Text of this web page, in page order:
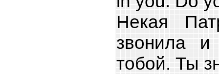
Некая
звонила и
тобой. Ты